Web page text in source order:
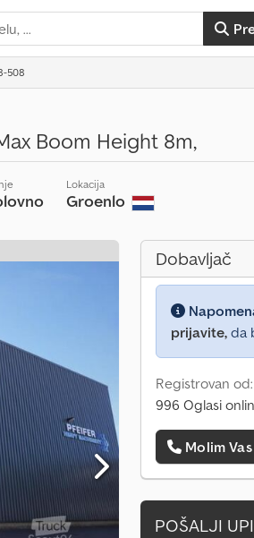
508
Boom Height 8m,
Lokacija
Groenlo
Dobavljač
prijavite, da
Registrovan
996 Oglasi
Molim
POŠALJI